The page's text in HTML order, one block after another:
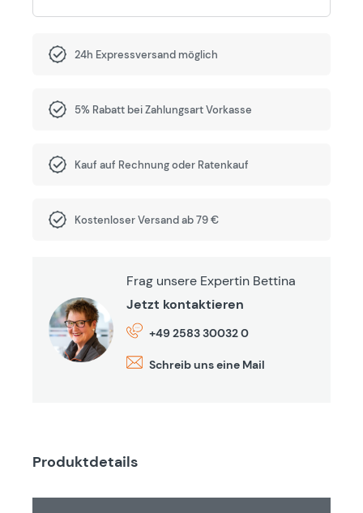
24h Expressversand möglich
5% Rabatt bei Zahlungsart Vorkasse
Kauf auf Rechnung oder Ratenkauf
Kostenloser Versand ab 79 €
Frag unsere Expertin Bettina
Jetzt kontaktieren
+49 2583 30032 0
Schreib uns eine Mail
Produktdetails